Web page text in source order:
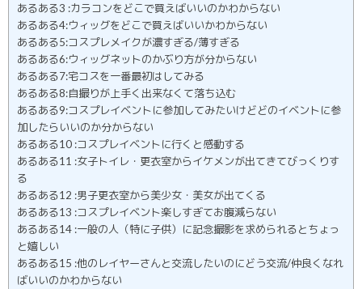
あるある3 :カラコンをどこで買えばいいのかわからない
あるある4:ウィッグをどこで買えばいいかわからない
あるある5:コスプレメイクが濃すぎる/薄すぎる
あるある6:ウィッグネットのかぶり方が分からない
あるある7:宅コスを一番最初はしてみる
あるある8:自撮りが上手く出来なくて落ち込む
あるある9:コスプレイベントに参加してみたいけどどのイベントに参
加したらいいのか分からない
あるある10 :コスプレイベントに行くと感動する
あるある11 :女子トイレ・更衣室からイケメンが出てきてびっくりす
る
あるある12 :男子更衣室から美少女・美女が出てくる
あるある13 :コスプレイベント楽しすぎてお腹減らない
あるある14 :一般の人（特に子供）に記念撮影を求められるとちょっ
と嬉しい
あるある15 :他のレイヤーさんと交流したいのにどう交流/仲良くなれ
ばいいのかわからない